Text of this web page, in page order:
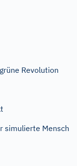
Revolution
simulierte Mensch